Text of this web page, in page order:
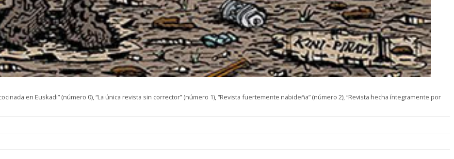
en Euskadi” (número 0), “La única revista sin corrector” (número 1), “Revista fuertemente nabideña” (número 2), “Revista hecha íntegramente por